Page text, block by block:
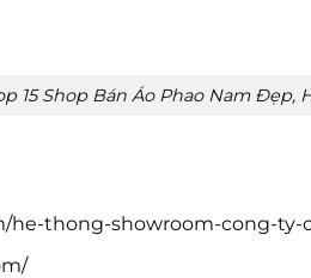
15 Shop Bán Áo Phao Nam Đẹp,
he-thong-showroom-cong-